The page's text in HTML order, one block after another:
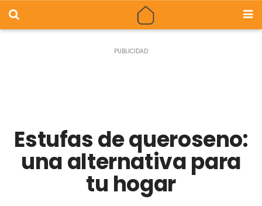
Estufas de queroseno:
una alternativa para
tu hogar